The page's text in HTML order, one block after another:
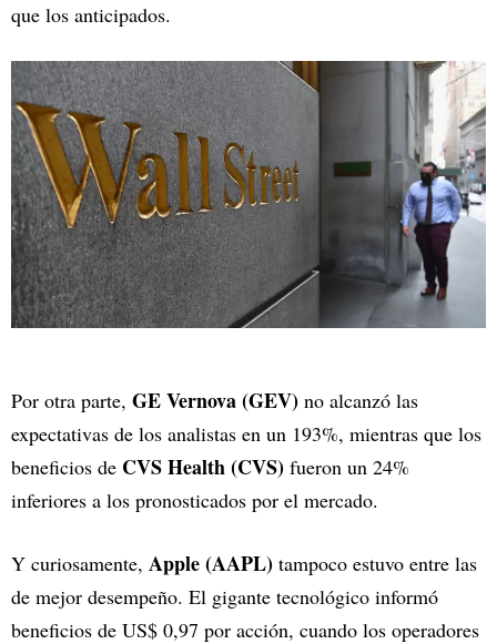
que los anticipados.
Por otra parte, GE Vernova (GEV) no alcanzó las
expectativas de los analistas en un 193%, mientras que los
beneficios de CVS Health (CVS) fueron un 24%
inferiores a los pronosticados por el mercado.
Y curiosamente, Apple (AAPL) tampoco estuvo entre las
de mejor desempeño. El gigante tecnológico informó
beneficios de US$ 0,97 por acción, cuando los operadores